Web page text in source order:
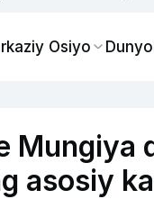
Osiyo Dunyo
asosiy